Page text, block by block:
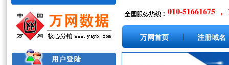
010-51661675 ，
万网首页 注册域名